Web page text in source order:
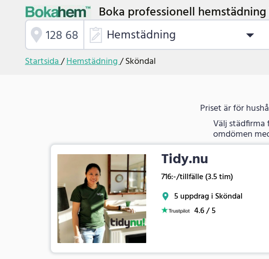
Boka professionell
Hemstädning
Startsida/Hemstädning/Sköndal
Priset är för
Välj
omdömen
Tidy.nu
716:-/tillfälle (3.5 tim)
5 uppdrag i Sköndal
4.6 / 5